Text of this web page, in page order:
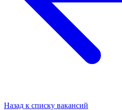
Назад к списку вакансий